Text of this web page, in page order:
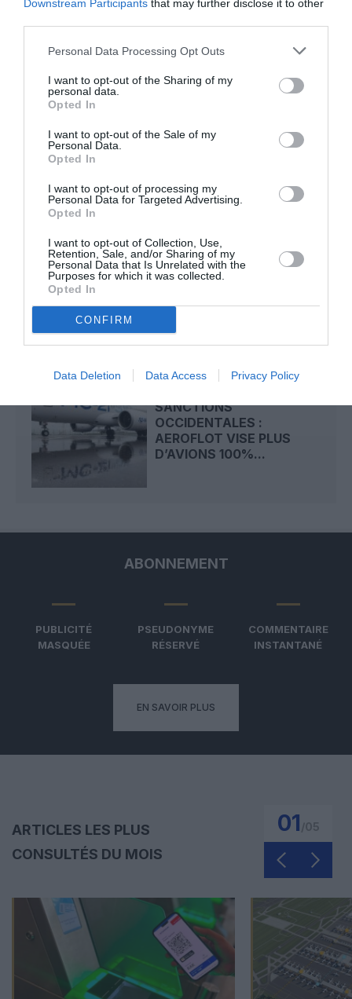
Downstream Participants that may further disclose it to other
Personal Data Processing Opt Outs
I want to opt-out of the Sharing of my
personal data.
Opted In
I want to opt-out of the Sale of my
Personal Data.
Opted In
I want to opt-out of processing my
Personal Data for Targeted Advertising.
Opted In
I want to opt-out of Collection, Use,
Retention, Sale, and/or Sharing of my
Personal Data that Is Unrelated with the
Purposes for which it was collected.
Opted In
CONFIRM
Data Deletion Data Access Privacy Policy
LIRE AUSSI
COMMANDER 90
MONOCOULOIRS MC‑21
RUSSIE : LA PÉNURIE DE
KÉROSÈNE PERTURBE LE
SANCTIONS
OCCIDENTALES :
AEROFLOT VISE PLUS
D’AVIONS 100%...
ABONNEMENT
PUBLICITÉ
MASQUÉE
PSEUDONYME
RÉSERVÉ
COMMENTAIRE
INSTANTANÉ
EN SAVOIR PLUS
ARTICLES LES PLUS
CONSULTÉS DU MOIS
01